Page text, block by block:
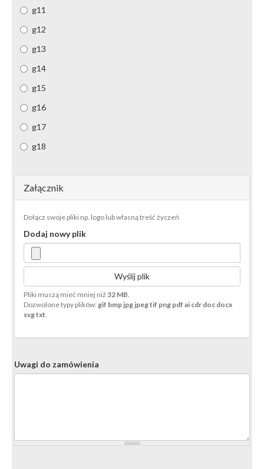
g11
g12
g13
g14
g15
g16
g17
g18
Załącznik
Dołącz swoje pliki np. logo lub własną treść życzeń
Dodaj nowy plik
Wyślij plik
Pliki muszą mieć mniej niż32 MB
Dozwolone typy plików: gif bmp jpg jpeg tif png pdf ai cdr doc docx
svg txt
Uwagi do zamówienia